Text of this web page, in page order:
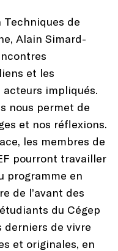
Techniques de
Alain Simard-
et les
impliqués.
nous permet de
et nos réflexions.
les membres de
pourront travailler
programme en
de l’avant des
du Cégep
derniers de vivre
et originales, en